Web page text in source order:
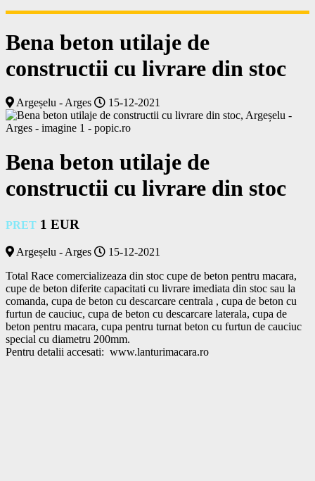
Bena beton utilaje de
constructii cu livrare din stoc
Argeșelu - Arges 15-12-2021
Bena beton utilaje de
constructii cu livrare din stoc
PRET 1 EUR
Argeșelu - Arges
15-12-2021
Total Race comercializeaza din stoc cupe de beton pentru macara,
cupe de beton diferite capacitati cu livrare imediata din stoc sau la
comanda, cupa de beton cu descarcare centrala , cupa de beton cu
furtun de cauciuc, cupa de beton cu descarcare laterala, cupa de
beton pentru macara, cupa pentru turnat beton cu furtun de cauciuc
special cu diametru 200mm.